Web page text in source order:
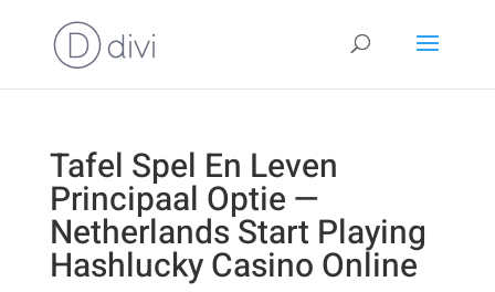
Tafel Spel En Leven
Principaal Optie —
Netherlands Start Playing
Hashlucky Casino Online